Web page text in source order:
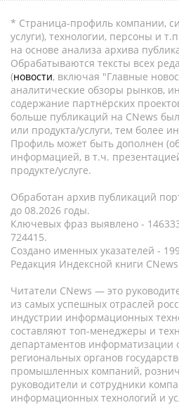
* Страница-профиль компании,
услуги), технологии, персоны и
на основе анализа архива
Обрабатываются тексты всех
(новости, включая "Главные
аналитические обзоры рынков,
содержание партнёрских
больше публикаций на CNews
или продукта/услуги, тем более
Профиль может быть дополнен
информацией, в т.ч.
продукте/услуге.
Обработан архив публикаций
до 08.2026 годы.
Ключевых фраз выявлено -
724415.
Создано именных указателей -
Редакция Индексной книги
Читатели CNews — это
из самых успешных отраслей
индустрии информационных
составляют топ-менеджеры и
департаментов информатизации
региональных органов
промышленных компаний,
руководители и сотрудники
информационных технологий и